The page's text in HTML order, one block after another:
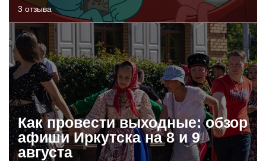
3 отзыва
Как провести выходные: обзор
афиши Иркутска на 8 и 9
августа